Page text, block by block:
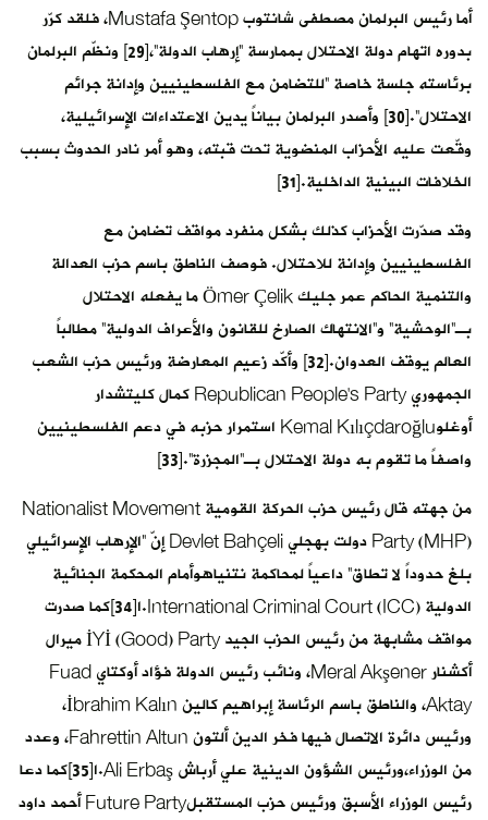
أما رئيس البرلمان مصطفى شانتوب Mustafa Şentop، فلقد كرّر
بدوره اتهام دولة الاحتلال بممارسة “إرهاب الدولة”،[29] ونظّم البرلمان
برئاسته جلسة خاصة “للتضامن مع الفلسطينيين وإدانة جرائم
الاحتلال”.[30] وأصدر البرلمان بياناً يدين الاعتداءات الإسرائيلية،
وقّعت عليه الأحزاب المنضوية تحت قبته، وهو أمر نادر الحدوث بسبب
الخلافات البينية الداخلية.[31]
وقد صدّرت الأحزاب كذلك بشكل منفرد مواقف تضامن مع
الفلسطينيين وإدانة للاحتلال. فوصف الناطق باسم حزب العدالة
والتنمية الحاكم عمر جليك Ömer Çelik ما يفعله الاحتلال
بـ”الوحشية” و”الانتهاك الصارخ للقانون والأعراف الدولية” مطالباً
العالم يوقف العدوان.[32] وأكّد زعيم المعارضة ورئيس حزب الشعب
الجمهوري Republican People’s Party كمال كليتشدار
أوغلوKemal Kılıçdaroğlu استمرار حزبه في دعم الفلسطينيين
واصفاً ما تقوم به دولة الاحتلال بـ”المجزرة”.[33]
من جهته قال رئيس حزب الحركة القومية Nationalist Movement
Party (MHP) دولت بهجلي Devlet Bahçeli إنّ “الإرهاب الإسرائيلي
بلغ حدوداً لا تطاق” داعياً لمحاكمة نتنياهوأمام المحكمة الجنائية
الدولية International Criminal Court (ICC).ا[34]كما صدرت
مواقف مشابهة من رئيس الحزب الجيد İYİ (Good) Party ميرال
أكشنار Meral Akşener، ونائب رئيس الدولة فؤاد أوكتاي Fuad
Aktay، والناطق باسم الرئاسة إبراهيم كالين İbrahim Kalın،
ورئيس دائرة الاتصال فيها فخر الدين ألتون Fahrettin Altun، وعدد
من الوزراء،ورئيس الشؤون الدينية علي أرباش Ali Erbaş.ا[35]كما دعا
رئيس الوزراء الأسبق ورئيس حزب المستقبلFuture Party أحمد داود